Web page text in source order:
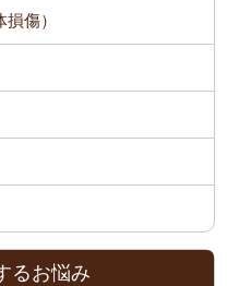
傷）
るお悩み